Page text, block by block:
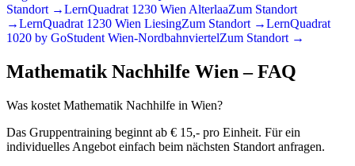
Standort →LernQuadrat 1230 Wien AlterlaaZum Standort
→LernQuadrat 1230 Wien LiesingZum Standort →LernQuadrat
1020 by GoStudent Wien-NordbahnviertelZum Standort →
Mathematik Nachhilfe Wien – FAQ
Was kostet Mathematik Nachhilfe in Wien?
Das Gruppentraining beginnt ab € 15,- pro Einheit. Für ein
individuelles Angebot einfach beim nächsten Standort anfragen.